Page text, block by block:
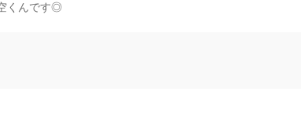
くんです◎